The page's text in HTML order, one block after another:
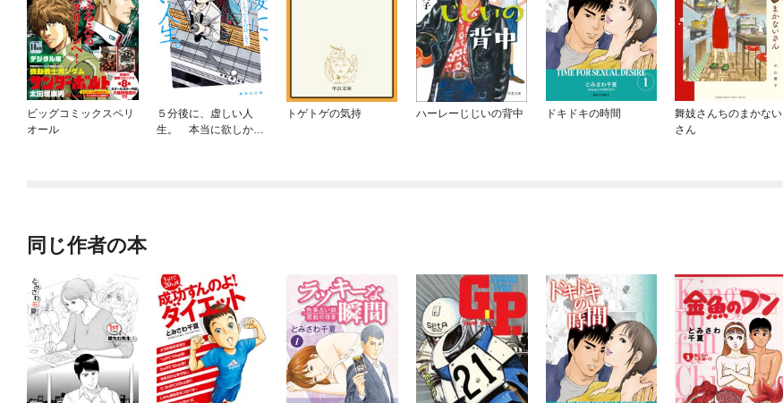
ビッグコミックスペリ
オール
５分後に、虚しい人
生。 本当に欲しかっ
トゲトゲの気持 ハーレーじじいの背中 ドキドキの時間
舞妓さんちのまかない
さん
同じ作者の本